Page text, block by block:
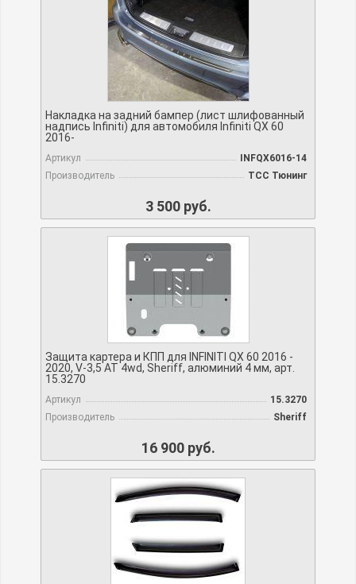
Накладка на задний бампер (лист шлифованный
надпись Infiniti) для автомобиля Infiniti QX 60
2016-
Артикул
INFQX6016-14
Производитель
TCC Тюнинг
3 500 руб.
Защита картера и КПП для INFINITI QX 60 2016 -
2020, V-3,5 АТ 4wd, Sheriff, алюминий 4 мм, арт.
15.3270
Артикул
15.3270
Производитель
Sheriff
16 900 руб.